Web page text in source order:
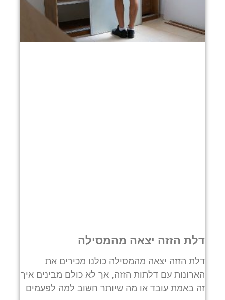
דלת הזזה יצאה מהמסילה
דלת הזזה יצאה מהמסילה כולנו מכירים את
הארונות עם דלתות הזזה, אך לא כולם מבינים איך
זה באמת עובד או מה שיותר חשוב למה לפעמים